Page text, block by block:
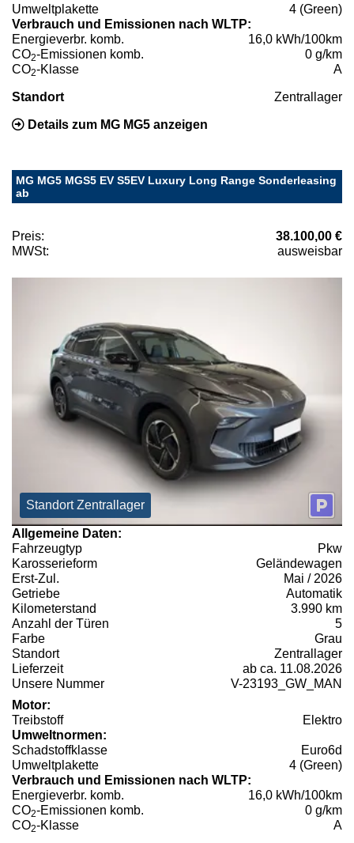
Umweltplakette
4 (Green)
Verbrauch und Emissionen nach WLTP:
Energieverbr. komb.
16,0 kWh/100km
CO2-Emissionen komb.
0 g/km
CO2-Klasse A
Standort Zentrallager
Details zum MG MG5 anzeigen
MG MG5 MGS5 EV S5EV Luxury Long Range Sonderleasing
ab
Preis:
38.100,00 €
MWSt:
ausweisbar
Standort Zentrallager
Allgemeine Daten:
Fahrzeugtyp
Pkw
Karosserieform
Geländewagen
Erst-Zul.
Mai / 2026
Getriebe
Automatik
Kilometerstand
3.990 km
Anzahl der Türen
5
Farbe
Grau
Standort
Zentrallager
Lieferzeit
ab ca. 11.08.2026
Unsere Nummer
V-23193_GW_MAN
Motor:
Treibstoff
Elektro
Umweltnormen:
Schadstoffklasse
Euro6d
Umweltplakette
4 (Green)
Verbrauch und Emissionen nach WLTP:
Energieverbr. komb.
16,0 kWh/100km
CO2-Emissionen komb.
0 g/km
CO2-Klasse A